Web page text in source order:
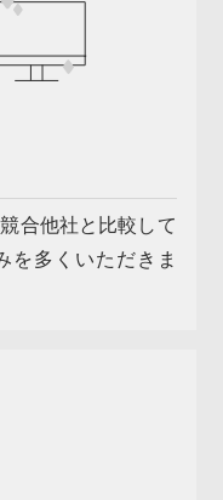
合他社と比較して
を多くいただきま